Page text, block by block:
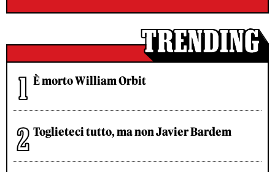
È morto William Orbit
Toglieteci tutto, ma non Javier Bardem